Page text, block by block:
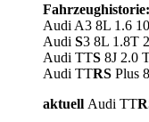
Fahrzeughistorie:
Audi A3 8L 1.6
Audi S3 8L 1.8T
Audi TTS 8J 2.0
Audi TTRS Plus
aktuell Audi TT